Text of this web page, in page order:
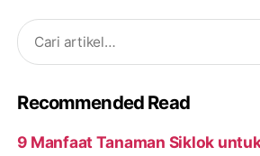
Search
for:
Recommended Read
9 Manfaat Tanaman Siklok